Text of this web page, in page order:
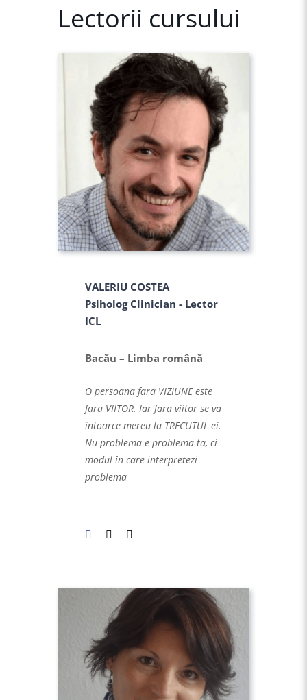
Lectorii cursului
VALERIU COSTEA
Psiholog Clinician - Lector
ICL
Bacău – Limba română
O persoana fara VIZIUNE este
fara VIITOR. Iar fara viitor se va
întoarce mereu la TRECUTUL ei.
Nu problema e problema ta, ci
modul în care interpretezi
problema